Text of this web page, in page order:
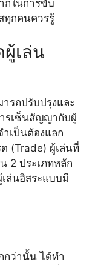
กในการขับ
ทุกคนควรรู้
เล่น
รถปรับปรุงและ
ารเซ็นสัญญากับผู้
เป็นต้องแลก
(Trade) ผู้เล่นที่
2 ประเภทหลัก
ล่นอิสระแบบมี
กว่านั้น ได้ทำ